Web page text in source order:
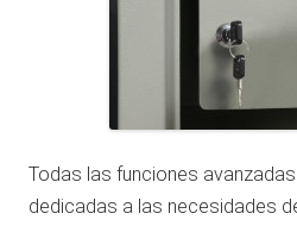
Todas las funciones
dedicadas a las necesidades